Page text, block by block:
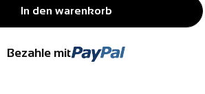
In den warenkorb
Bezahle mit